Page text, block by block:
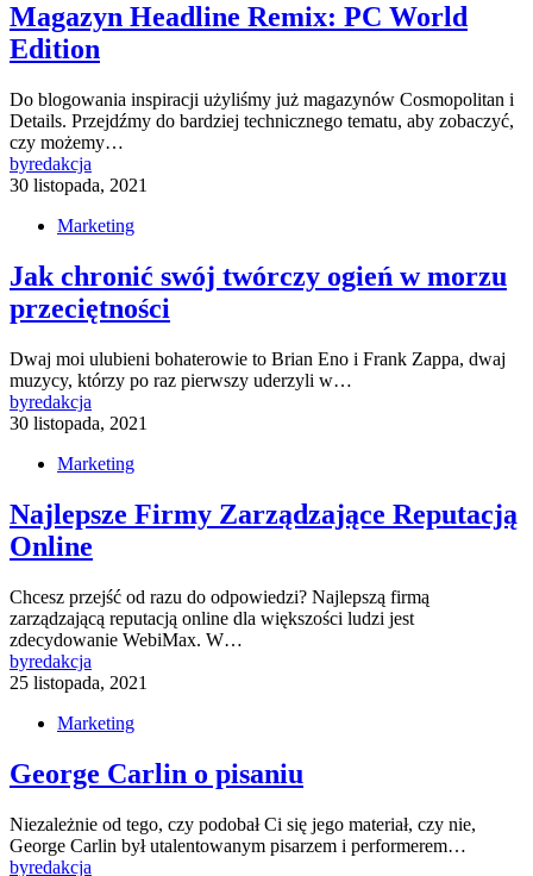
Magazyn Headline Remix: PC World
Edition
Do blogowania inspiracji użyliśmy już magazynów Cosmopolitan i
Details. Przejdźmy do bardziej technicznego tematu, aby zobaczyć,
czy możemy…
byredakcja
30 listopada, 2021
Marketing
Jak chronić swój twórczy ogień w morzu
przeciętności
Dwaj moi ulubieni bohaterowie to Brian Eno i Frank Zappa, dwaj
muzycy, którzy po raz pierwszy uderzyli w…
byredakcja
30 listopada, 2021
Marketing
Najlepsze Firmy Zarządzające Reputacją
Online
Chcesz przejść od razu do odpowiedzi? Najlepszą firmą
zarządzającą reputacją online dla większości ludzi jest
zdecydowanie WebiMax. W…
byredakcja
25 listopada, 2021
Marketing
George Carlin o pisaniu
Niezależnie od tego, czy podobał Ci się jego materiał, czy nie,
George Carlin był utalentowanym pisarzem i performerem…
byredakcja